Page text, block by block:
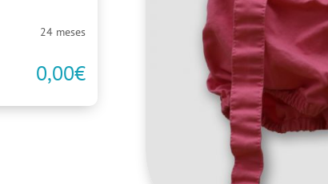
24 meses
0,00€